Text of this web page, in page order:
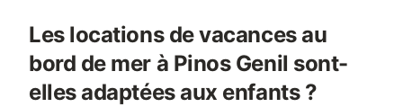
Les locations de vacances au
bord de mer à Pinos Genil sont-
elles adaptées aux enfants ?